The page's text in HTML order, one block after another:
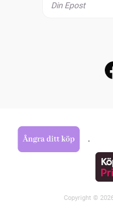
Copyright ©